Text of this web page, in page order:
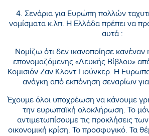
4. Σενάρια για Ευρώπη πολλών
νομίσματα κ.λπ. Η Ελλάδα πρέπει να
αυτά :
Νομίζω ότι δεν ικανοποίησε
επονομαζόμενης «Λευκής Βίβλου»
Κομισιόν Ζαν Κλοντ Γιούνκερ. Η
ανάγκη από εκπόνηση σεναρίων
Έχουμε όλοι υποχρέωση να κάνουμε
την ευρωπαϊκή ολοκλήρωση. Το
αντιμετωπίσουμε τις προκλήσεις
οικονομική κρίση. Το προσφυγικό. Τα